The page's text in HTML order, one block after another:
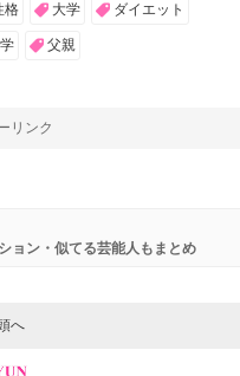
格 大学 ダイエット
父親
リンク
ョン・似てる芸能人もまとめ
へ